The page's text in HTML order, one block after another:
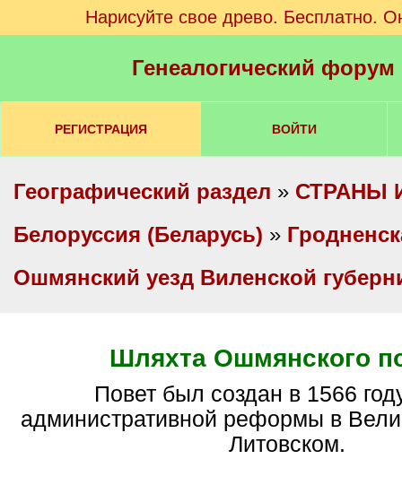
Нарисуйте свое древо. Бесплатно.
Генеалогический
РЕГИСТРАЦИЯ ВОЙТИ
Географический раздел » СТРАНЫ
Белоруссия (Беларусь) »
Ошмянский уезд Виленской
Шляхта Ошмянского
Повет был создан в 1566 году в ходе
административной реформы в
Литовском.